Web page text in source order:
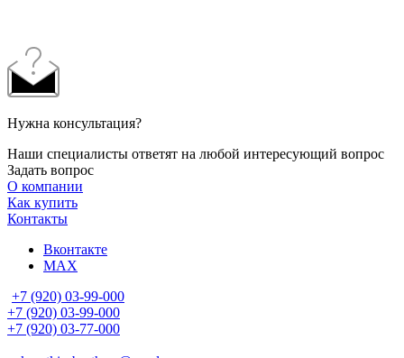
Нужна консультация?
Наши специалисты ответят на любой интересующий вопрос
Задать вопрос
О компании
Как купить
Контакты
Вконтакте
MAX
+7 (920) 03-99-000
+7 (920) 03-99-000
+7 (920) 03-77-000